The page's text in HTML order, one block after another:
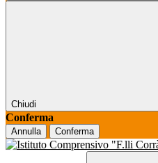
Chiudi
Conferma
Annulla Conferma